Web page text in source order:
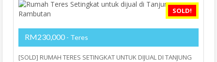
SOLD!
RM230,000 - Teres
[SOLD] RUMAH TERES SETINGKAT UNTUK DIJUAL DI TANJUNG